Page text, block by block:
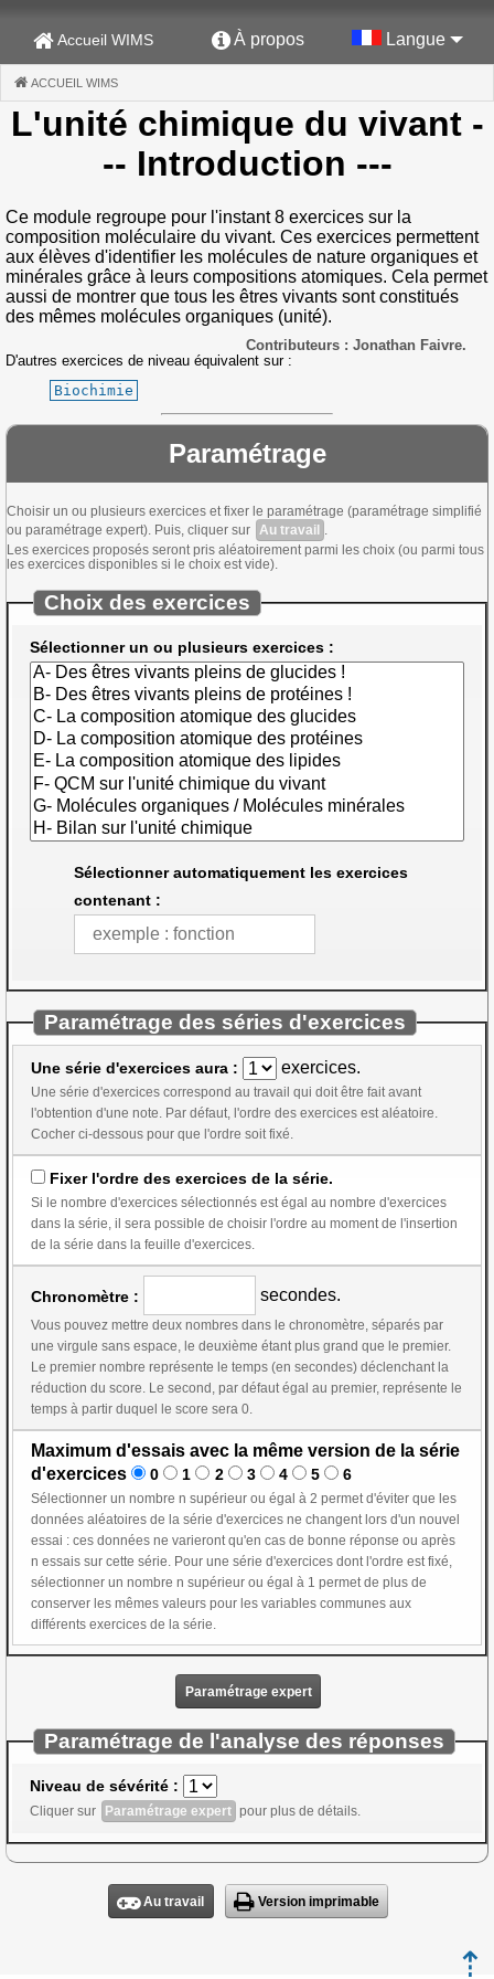
Accueil WIMS À propos Langue
ACCUEIL WIMS
L'unité chimique du vivant -
-- Introduction ---
Ce module regroupe pour l'instant 8 exercices sur la
composition moléculaire du vivant. Ces exercices permettent
aux élèves d'identifier les molécules de nature organiques et
minérales grâce à leurs compositions atomiques. Cela permet
aussi de montrer que tous les êtres vivants sont constitués
des mêmes molécules organiques (unité).
Contributeurs : Jonathan Faivre.
D'autres exercices de niveau équivalent sur :
Biochimie
Paramétrage
Choisir un ou plusieurs exercices et fixer le paramétrage (paramétrage simplifié
ou paramétrage expert). Puis, cliquer sur
Au travail
Les exercices proposés seront pris aléatoirement parmi les choix (ou parmi tous
les exercices disponibles si le choix est vide).
Choix des exercices
Sélectionner un ou plusieurs exercices :
Sélectionner automatiquement les exercices
contenant :
Paramétrage des séries d'exercices
Une série d'exercices aura : exercices.
Une série d'exercices correspond au travail qui doit être fait avant
l'obtention d'une note. Par défaut, l'ordre des exercices est aléatoire.
Cocher ci-dessous pour que l'ordre soit fixé.
Fixer l'ordre des exercices de la série.
Si le nombre d'exercices sélectionnés est égal au nombre d'exercices
dans la série, il sera possible de choisir l'ordre au moment de l'insertion
de la série dans la feuille d'exercices.
Chronomètre : secondes.
Vous pouvez mettre deux nombres dans le chronomètre, séparés par
une virgule sans espace, le deuxième étant plus grand que le premier.
Le premier nombre représente le temps (en secondes) déclenchant la
réduction du score. Le second, par défaut égal au premier, représente le
temps à partir duquel le score sera 0.
Maximum d'essais avec la même version de la série
d'exercices
0 1 2 3 4 5 6
Sélectionner un nombre n supérieur ou égal à 2 permet d'éviter que les
données aléatoires de la série d'exercices ne changent lors d'un nouvel
essai : ces données ne varieront qu'en cas de bonne réponse ou après
n essais sur cette série. Pour une série d'exercices dont l'ordre est fixé,
sélectionner un nombre n supérieur ou égal à 1 permet de plus de
conserver les mêmes valeurs pour les variables communes aux
différents exercices de la série.
Paramétrage expert
Paramétrage de l'analyse des réponses
Niveau de sévérité :
Cliquer sur Paramétrage expert pour plus de détails.
Au travail Version imprimable